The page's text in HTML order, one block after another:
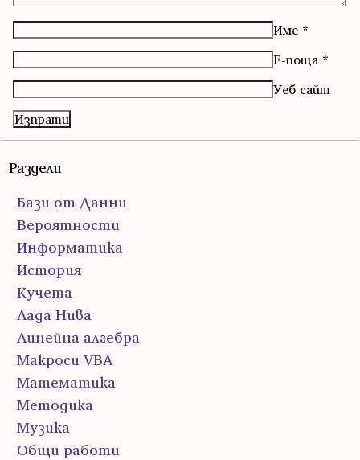
Име *
Е-поща *
Уеб сайт
Раздели
Бази от Данни
Вероятности
Информатика
История
Кучета
Лада Нива
Линейна алгебра
Макроси VBA
Математика
Методика
Музика
Общи работи